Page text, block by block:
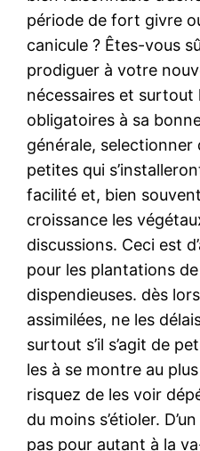
période de fort givre
canicule ? Êtes-vous
prodiguer à votre
nécessaires et surtout
obligatoires à sa
générale,
petites qui
facilité et, bien
croissance les
discussions. Ceci est
pour les plantations
dispendieuses. dès
assimilées, ne les
surtout s’il s’agit de
les à se montre au
risquez de les voir
du moins s’étioler.
pas pour autant à la